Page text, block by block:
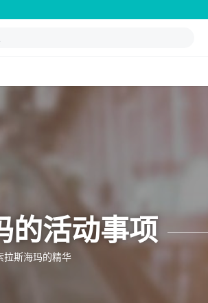
的活动事项
拉斯海玛的精华